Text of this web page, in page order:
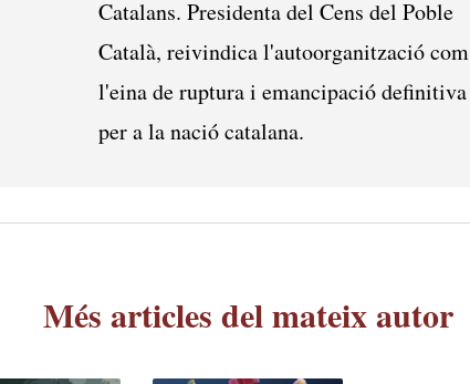
Catalans. Presidenta del Cens del Poble
Català, reivindica l'autoorganització com
l'eina de ruptura i emancipació definitiva
per a la nació catalana.
Més articles del mateix autor